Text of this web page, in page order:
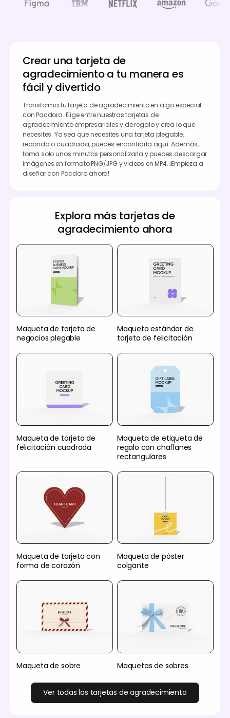
Crear una tarjeta de
agradecimiento a tu manera es
fácil y divertido
Transforma tu tarjeta de agradecimiento en algo especial
con Pacdora. Elige entre nuestras tarjetas de
agradecimiento empresariales y de regalo y crea lo que
necesites. Ya sea que necesites una tarjeta plegable,
redonda o cuadrada, puedes encontrarla aquí. Además,
toma solo unos minutos personalizarla y puedes descargar
imágenes en formato PNG/JPG y videos en MP4. ¡Empieza a
diseñar con Pacdora ahora!
Explora más tarjetas de
agradecimiento ahora
Maqueta de tarjeta de
negocios plegable
Maqueta estándar de
tarjeta de felicitación
Maqueta de tarjeta de
felicitación cuadrada
Maqueta de etiqueta de
regalo con chaflanes
rectangulares
Maqueta de tarjeta con
forma de corazón
Maqueta de póster
colgante
Maqueta de sobre Maquetas de sobres
Ver todas las tarjetas de agradecimiento